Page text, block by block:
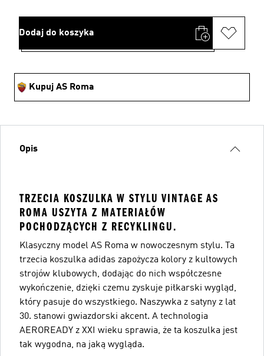
Dodaj do koszyka
Kupuj AS Roma
Opis
TRZECIA KOSZULKA W STYLU VINTAGE AS
ROMA USZYTA Z MATERIAŁÓW
POCHODZĄCYCH Z RECYKLINGU.
Klasyczny model AS Roma w nowoczesnym stylu. Ta
trzecia koszulka adidas zapożycza kolory z kultowych
strojów klubowych, dodając do nich współczesne
wykończenie, dzięki czemu zyskuje piłkarski wygląd,
który pasuje do wszystkiego. Naszywka z satyny z lat
30. stanowi gwiazdorski akcent. A technologia
AEROREADY z XXI wieku sprawia, że ta koszulka jest
tak wygodna, na jaką wygląda.